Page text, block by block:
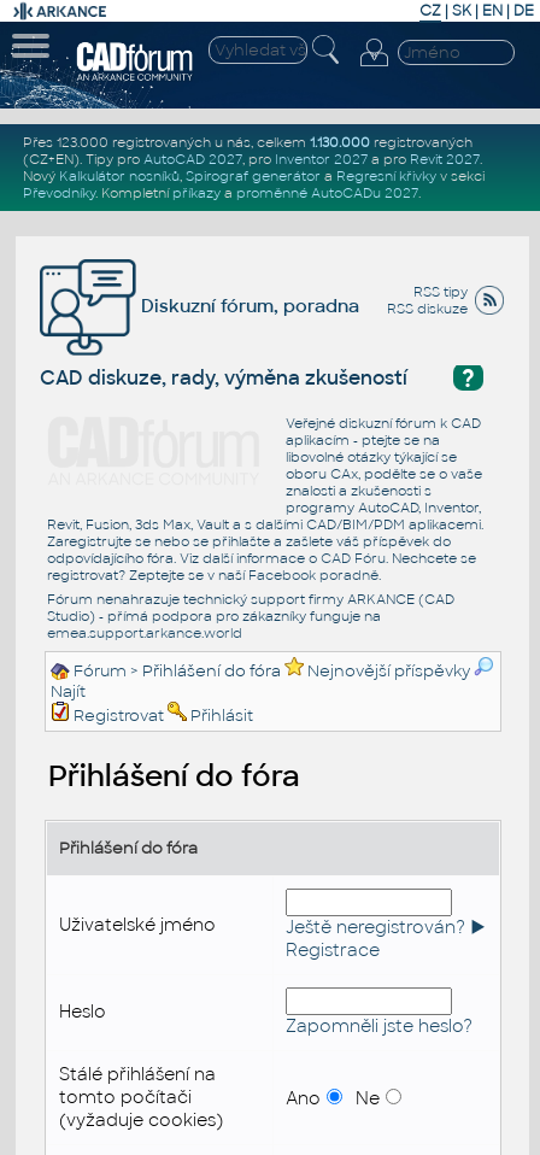
CZ | SK| EN | DE
Přes 123.000 registrovaných u nás, celkem 1.130.000registrovaných
(CZ+EN). Tipy pro AutoCAD 2027, pro Inventor 2027a pro Revit 2027.
Nový Kalkulátor nosníků, Spirograf generátor a Regresní křivkyv sekci
Převodníky. Kompletní příkazya proměnné AutoCADu 2027.
RSS tipy
RSS diskuze
Diskuzní fórum, poradna
?
CAD diskuze, rady, výměna zkušeností
Veřejné diskuzní fórum k CAD
aplikacím - ptejte se na
libovolné otázky týkající se
oboru CAx, podělte se o vaše
znalosti a zkušenosti s
programy AutoCAD, Inventor,
Revit, Fusion, 3ds Max, Vault a s dalšími CAD/BIM/PDM aplikacemi.
Zaregistrujte se nebo se přihlašte a zašlete váš příspěvek do
odpovídajícího fóra. Viz další informace o CAD Fóru. Nechcete se
registrovat? Zeptejte se v naší Facebook poradně.
Fórum nenahrazuje technický support firmy ARKANCE (CAD
Studio) - přímá podpora pro zákazníky funguje na
emea.support.arkance.world
Fórum > Přihlášení do fóra
Nejnovější příspěvky
Najít
Registrovat
Přihlásit
Přihlášení do fóra
Přihlášení do fóra
Uživatelské jméno
Ještě neregistrován? ►
Registrace
Heslo
Zapomněli jste heslo?
Stálé přihlášení na
tomto počítači
(vyžaduje cookies)
Ano Ne